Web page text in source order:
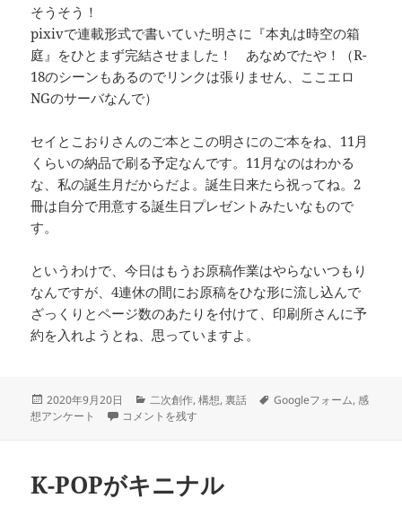
そうそう！
pixivで連載形式で書いていた明さに『本丸は時空の箱
庭』をひとまず完結させました！ あなめでたや！（R-
18のシーンもあるのでリンクは張りません、ここエロ
NGのサーバなんで）
セイとこおりさんのご本とこの明さにのご本をね、11月
くらいの納品で刷る予定なんです。11月なのはわかる
な、私の誕生月だからだよ。誕生日来たら祝ってね。2
冊は自分で用意する誕生日プレゼントみたいなもので
す。
というわけで、今日はもうお原稿作業はやらないつもり
なんですが、4連休の間にお原稿をひな形に流し込んで
ざっくりとページ数のあたりを付けて、印刷所さんに予
約を入れようとね、思っていますよ。
投
稿
2020年9月20日
カ
テ
二次創作,構想,裏話
タ
Googleフォーム,感
想アンケート
感想アンケートフォームを作った に
コメントを残す
K-POPがキニナル